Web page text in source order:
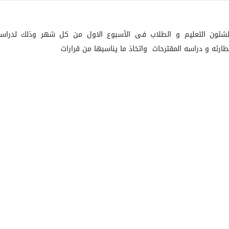
التعليم و الطلاب فى الأسبوع الاول من كل شهر وذلك
و دراسه المقترحات واتخاذ ما يناسبها من قرارات